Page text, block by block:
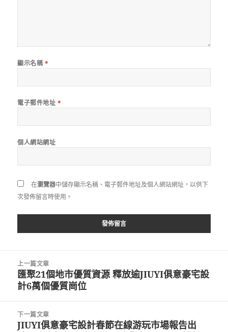
顯示名稱 *
電子郵件地址 *
個人網站網址
在瀏覽器中儲存顯示名稱、電子郵件地址及個人網站網址，以供下
次發佈留言時使用。
上一篇文章
上
一
文
章:
​匯聚21個地市優質資源 釋放逾JIUYI俱意豪宅設
計6萬個優質崗位
下一篇文章
下
JIUYI俱意豪宅設計春節在線游玩市場報告出